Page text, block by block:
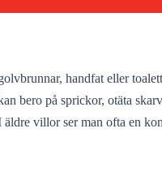
handfat eller
bero på sprickor, otäta
villor ser man ofta en